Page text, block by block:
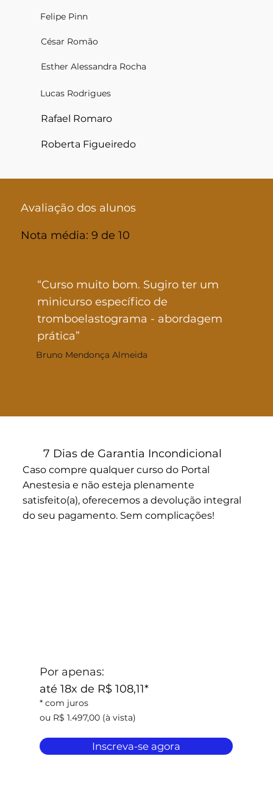
Felipe Pinn
César Romão
Esther Alessandra Rocha
Lucas Rodrigues
Rafael Romaro
Roberta Figueiredo
Avaliação dos alunos
Nota média: 9 de 10
“Curso muito bom. Sugiro ter um
minicurso específico de
tromboelastograma - abordagem
prática”
Bruno Mendonça Almeida
7 Dias de Garantia Incondicional
Caso compre qualquer curso do Portal
Anestesia e não esteja plenamente
satisfeito(a), oferecemos a devolução integral
do seu pagamento. Sem complicações!
Por apenas:
até 18x de R$ 108,11*
* com juros
ou R$ 1.497,00 (à vista)
Inscreva-se agora